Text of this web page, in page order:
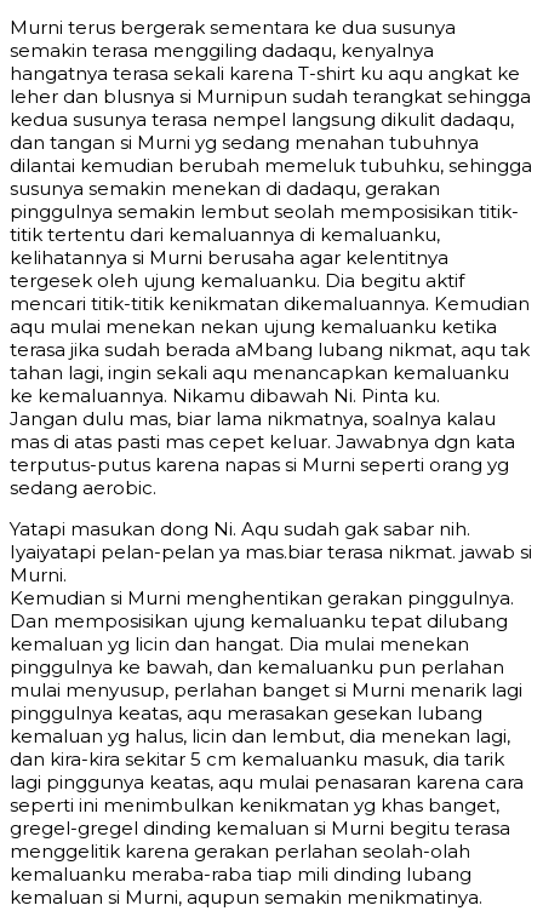
Murni terus bergerak sementara ke dua susunya
semakin terasa menggiling dadaqu, kenyalnya
hangatnya terasa sekali karena T-shirt ku aqu angkat ke
leher dan blusnya si Murnipun sudah terangkat sehingga
kedua susunya terasa nempel langsung dikulit dadaqu,
dan tangan si Murni yg sedang menahan tubuhnya
dilantai kemudian berubah memeluk tubuhku, sehingga
susunya semakin menekan di dadaqu, gerakan
pinggulnya semakin lembut seolah memposisikan titik-
titik tertentu dari kemaluannya di kemaluanku,
kelihatannya si Murni berusaha agar kelentitnya
tergesek oleh ujung kemaluanku. Dia begitu aktif
mencari titik-titik kenikmatan dikemaluannya. Kemudian
aqu mulai menekan nekan ujung kemaluanku ketika
terasa jika sudah berada aMbang lubang nikmat, aqu tak
tahan lagi, ingin sekali aqu menancapkan kemaluanku
ke kemaluannya. Nikamu dibawah Ni. Pinta ku.
Jangan dulu mas, biar lama nikmatnya, soalnya kalau
mas di atas pasti mas cepet keluar. Jawabnya dgn kata
terputus-putus karena napas si Murni seperti orang yg
sedang aerobic.
Yatapi masukan dong Ni. Aqu sudah gak sabar nih.
Iyaiyatapi pelan-pelan ya mas.biar terasa nikmat. jawab si
Murni.
Kemudian si Murni menghentikan gerakan pinggulnya.
Dan memposisikan ujung kemaluanku tepat dilubang
kemaluan yg licin dan hangat. Dia mulai menekan
pinggulnya ke bawah, dan kemaluanku pun perlahan
mulai menyusup, perlahan banget si Murni menarik lagi
pinggulnya keatas, aqu merasakan gesekan lubang
kemaluan yg halus, licin dan lembut, dia menekan lagi,
dan kira-kira sekitar 5 cm kemaluanku masuk, dia tarik
lagi pinggunya keatas, aqu mulai penasaran karena cara
seperti ini menimbulkan kenikmatan yg khas banget,
gregel-gregel dinding kemaluan si Murni begitu terasa
menggelitik karena gerakan perlahan seolah-olah
kemaluanku meraba-raba tiap mili dinding lubang
kemaluan si Murni, aqupun semakin menikmatinya.